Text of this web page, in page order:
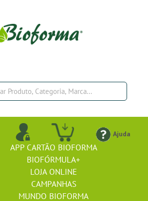
Ajuda
APP CARTÃO BIOFORMA
BIOFÓRMULA+
LOJA ONLINE
CAMPANHAS
MUNDO BIOFORMA